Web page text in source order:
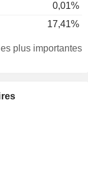
0,01%
17,41%
plus importantes